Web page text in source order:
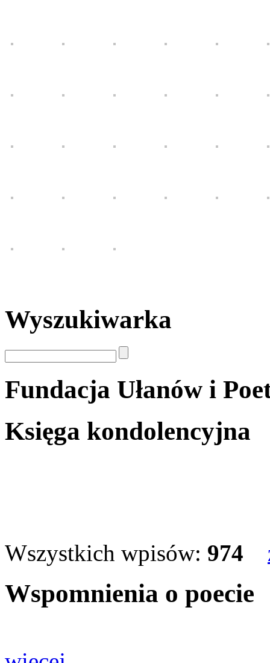
Wyszukiwarka
Fundacja Ułanów i
Księga kondolencyjna
Wszystkich wpisów: 974
Wspomnienia o poecie